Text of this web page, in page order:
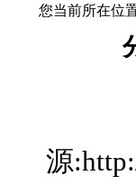
您当前所在位
源